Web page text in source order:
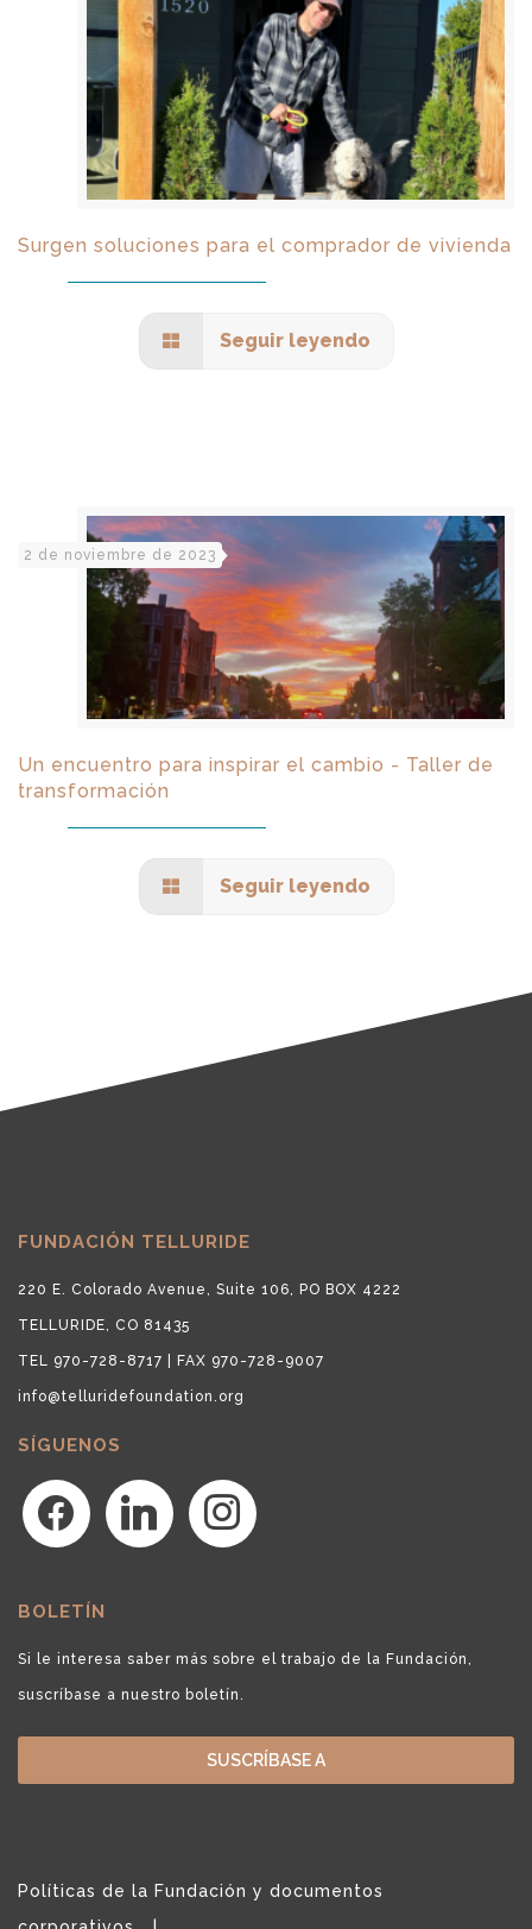
Surgen soluciones para el comprador de vivienda
Seguir leyendo
2 de noviembre de 2023
Un encuentro para inspirar el cambio - Taller de
transformación
Seguir leyendo
FUNDACIÓN TELLURIDE
220 E. Colorado Avenue, Suite 106, PO BOX 4222
TELLURIDE, CO 81435
TEL 970-728-8717 | FAX 970-728-9007
info@telluridefoundation.org
SÍGUENOS
facebook linkedin instagram
BOLETÍN
Si le interesa saber más sobre el trabajo de la Fundación,
suscríbase a nuestro boletín.
SUSCRÍBASE A
Políticas de la Fundación y documentos